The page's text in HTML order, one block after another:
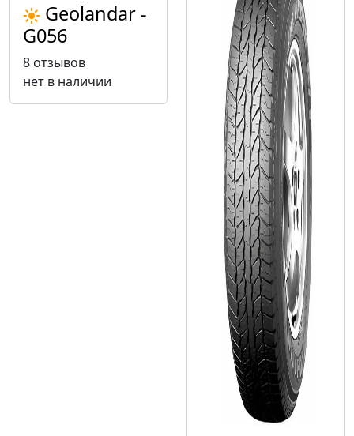
Geolandar -
G056
8 отзывов
нет в наличии